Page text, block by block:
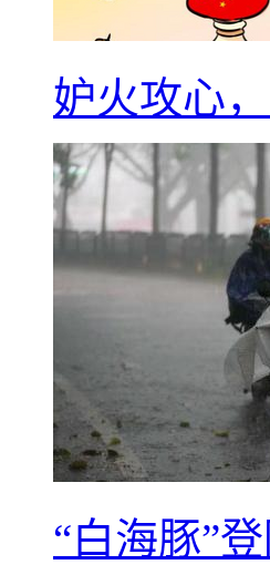
妒火攻心
“白海豚”